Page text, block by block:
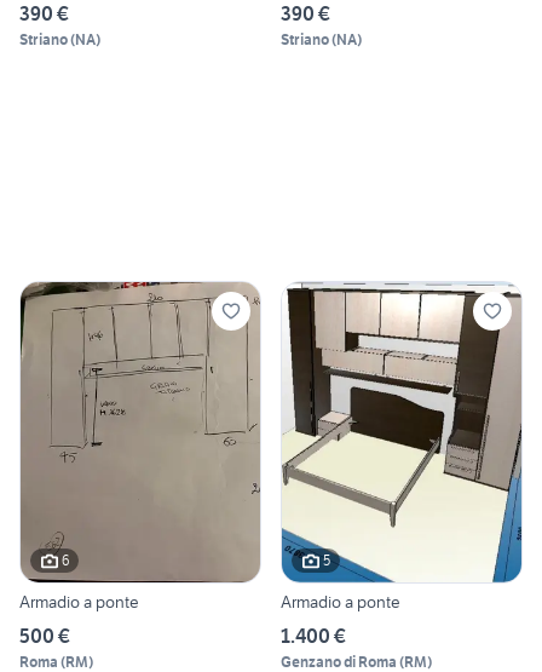
390 €
Striano(NA)
390 €
Striano(NA)
6
Armadio a ponte
500 €
Roma (RM)
5
Armadio a ponte
1.400 €
Genzano di Roma (RM)